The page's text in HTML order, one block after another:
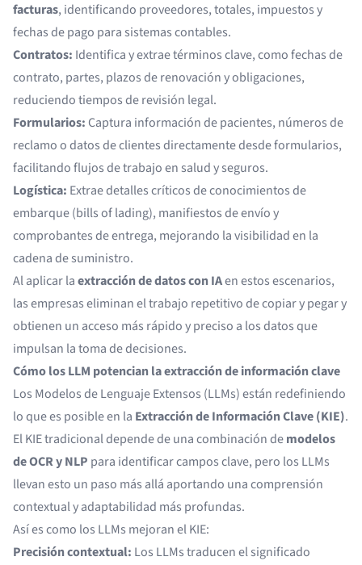
facturas, identificando proveedores, totales, impuestos y
fechas de pago para sistemas contables.
Contratos: Identifica y extrae términos clave, como fechas de
contrato, partes, plazos de renovación y obligaciones,
reduciendo tiempos de revisión legal.
Formularios: Captura información de pacientes, números de
reclamo o datos de clientes directamente desde formularios,
facilitando flujos de trabajo en salud y seguros.
Logística: Extrae detalles críticos de conocimientos de
embarque (bills of lading), manifiestos de envío y
comprobantes de entrega, mejorando la visibilidad en la
cadena de suministro.
Al aplicar laextracción de datos con IAen estos escenarios,
las empresas eliminan el trabajo repetitivo de copiar y pegar y
obtienen un acceso más rápido y preciso a los datos que
impulsan la toma de decisiones.
Cómo los LLM potencian la extracción de información clave
Los Modelos de Lenguaje Extensos (LLMs) están redefiniendo
lo que es posible en la Extracción de Información Clave (KIE).
El KIE tradicional depende de una combinación demodelos
de OCR y NLP para identificar campos clave, pero los LLMs
llevan esto un paso más allá aportando una comprensión
contextual y adaptabilidad más profundas.
Así es como los LLMs mejoran el KIE:
Precisión contextual: Los LLMs traducen el significado